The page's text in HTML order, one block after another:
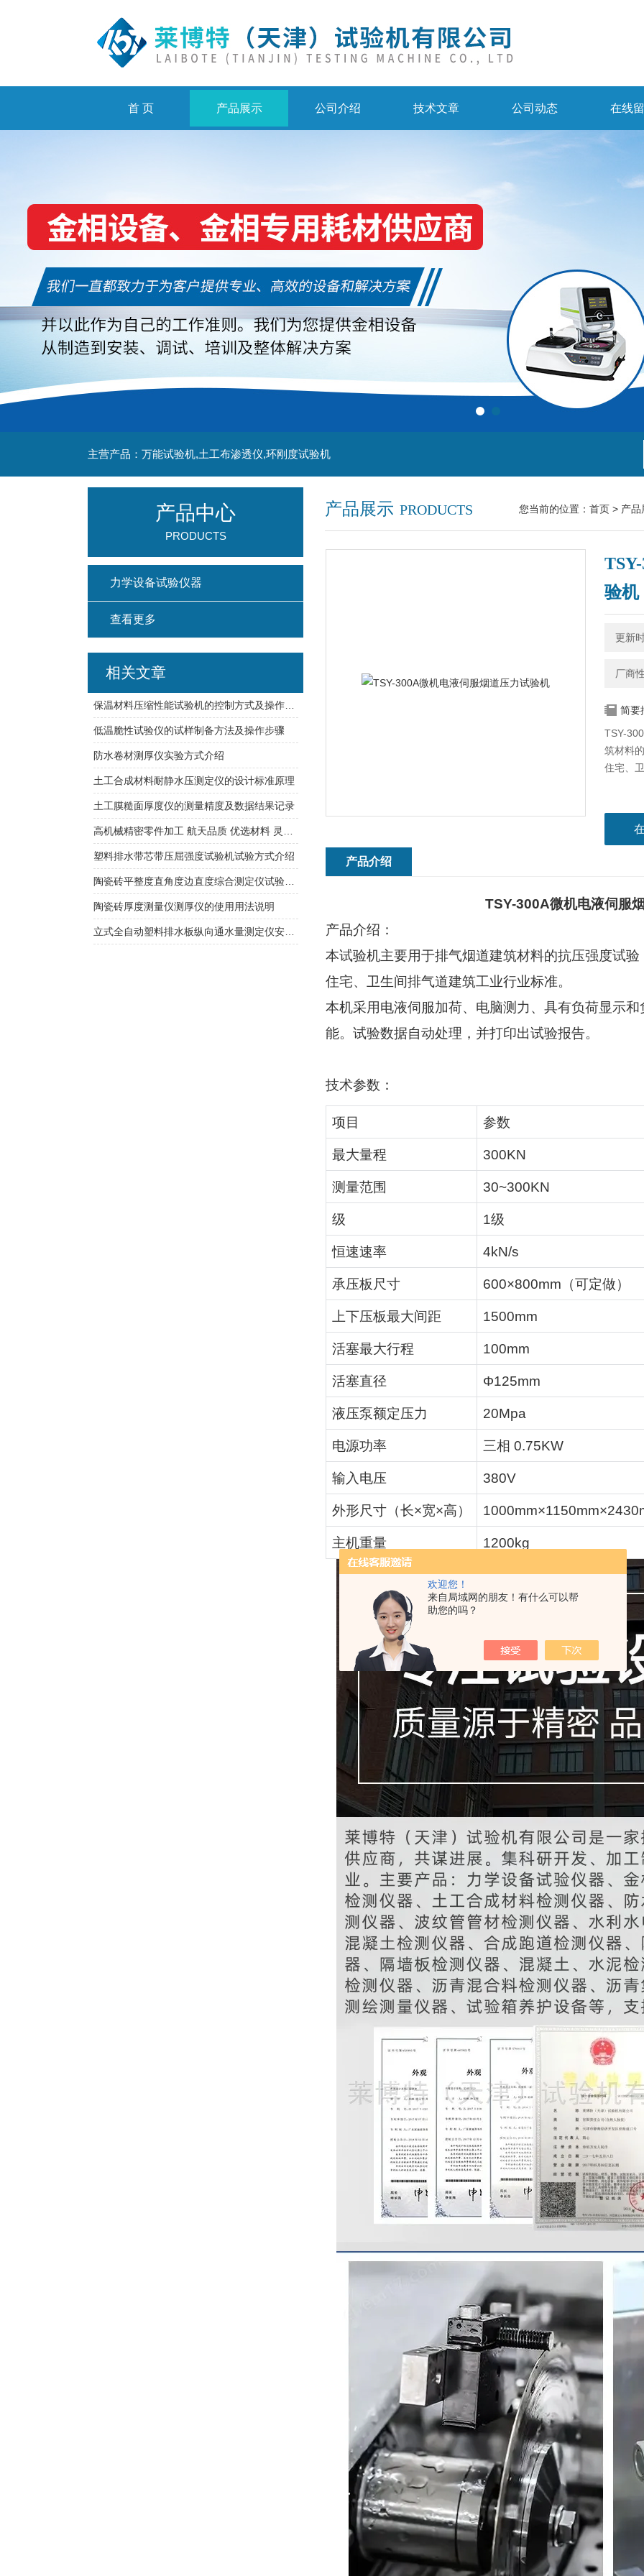
欢迎您！
来自局域网的朋友！有什么可以帮
助您的吗？
首 页 产品展示 公司介绍 技术文章 公司动态 在线
主营产品：万能试验机,土工布渗透仪,环刚度试验机
产品展示 PRODUCTS 您当前的位置： 首页 > 产品
验机
更新
厂商
简要
TSY-
筑材料
住宅、
产品介绍
TSY-300A微机电液伺服
产品介绍：
本试验机主要用于排气烟道建筑材料的抗压强度试验
住宅、卫生间排气道建筑工业行业标准。
本机采用电液伺服加荷、电脑测力、具有负荷显示
能。试验数据自动处理，并打印出试验报告。
技术参数：
项目 参数
最大量程 300KN
测量范围 30~300KN
级 1级
恒速速率 4kN/s
承压板尺寸 600×800mm （可定做）
上下压板最大间距 1500mm
活塞最大行程 100mm
活塞直径 Φ125mm
液压泵额定压力 20Mpa
电源功率 三相 0.75KW
输入电压 380V
外形尺寸（长×宽×高）
主机重量 1200kg
产品中心
PRODUCTS
力学设备试验仪器
查看更多
相关文章
保温材料压缩性能试验机的控制方式及操作步骤
低温脆性试验仪的试样制备方法及操作步骤
防水卷材测厚仪实验方式介绍
土工合成材料耐静水压测定仪的设计标准原理
土工膜糙面厚度仪的测量精度及数据结果记录
塑料排水带芯带压屈强度试验机试验方式介绍
陶瓷砖平整度直角度边直度综合测定仪试验原理介绍说明
陶瓷砖厚度测量仪测厚仪的使用用法说明
立式全自动塑料排水板纵向通水量测定仪安装及操作教程